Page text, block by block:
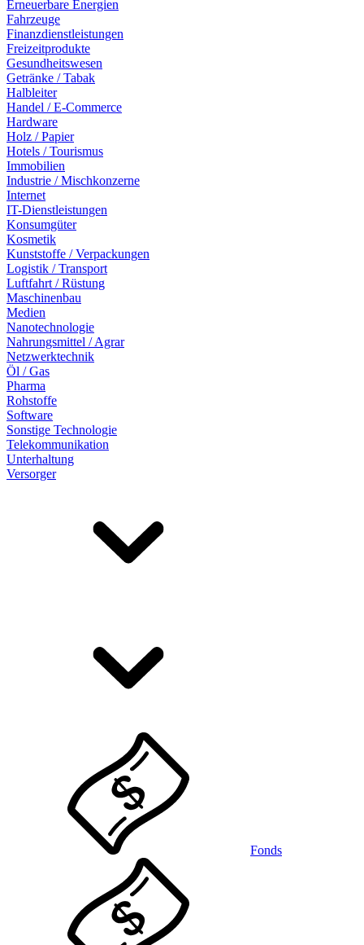
Erneuerbare Energien
Fahrzeuge
Finanzdienstleistungen
Freizeitprodukte
Gesundheitswesen
Getränke / Tabak
Halbleiter
Handel / E-Commerce
Hardware
Holz / Papier
Hotels / Tourismus
Immobilien
Industrie / Mischkonzerne
Internet
IT-Dienstleistungen
Konsumgüter
Kosmetik
Kunststoffe / Verpackungen
Logistik / Transport
Luftfahrt / Rüstung
Maschinenbau
Medien
Nanotechnologie
Nahrungsmittel / Agrar
Netzwerktechnik
Öl / Gas
Pharma
Rohstoffe
Software
Sonstige Technologie
Telekommunikation
Unterhaltung
Versorger
Fonds